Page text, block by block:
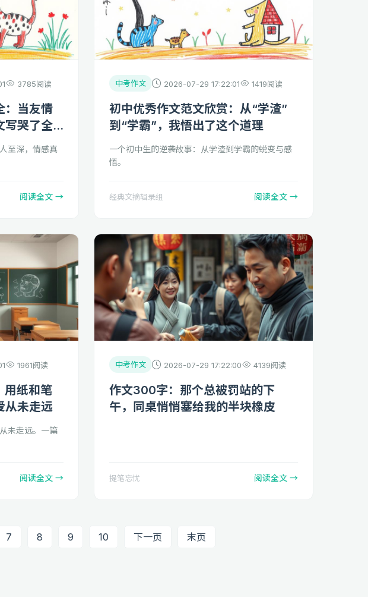
3785阅读
：当友情
写哭了全
至深，情感真
阅读全文 →
中考作文 2026-07-29 17:22:01 1419阅读
初中优秀作文范文欣赏：从“学渣”
到“学霸”，我悟出了这个道理
一个初中生的逆袭故事：从学渣到学霸的蜕变与感
悟。
经典文摘辑录组 阅读全文 →
1961阅读
用纸和笔
从未走远
未走远。一篇
阅读全文 →
中考作文 2026-07-29 17:22:00 4139阅读
作文300字：那个总被罚站的下
午，同桌悄悄塞给我的半块橡皮
提笔忘忧 阅读全文 →
7 8 9 10 下一页 末页